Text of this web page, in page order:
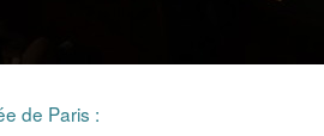
de Paris :